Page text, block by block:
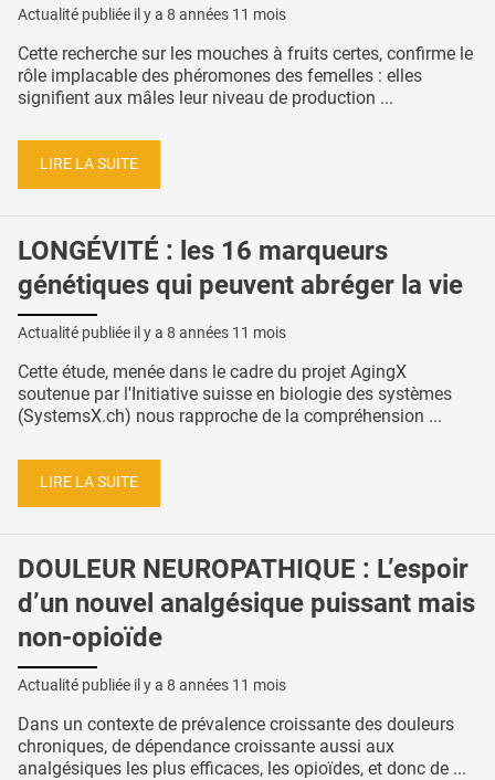
Actualité publiée il y a 8 années 11 mois
Cette recherche sur les mouches à fruits certes, confirme le
rôle implacable des phéromones des femelles : elles
signifient aux mâles leur niveau de production ...
LIRE LA SUITE
LONGÉVITÉ : les 16 marqueurs
génétiques qui peuvent abréger la vie
Actualité publiée il y a 8 années 11 mois
Cette étude, menée dans le cadre du projet AgingX
soutenue par l'Initiative suisse en biologie des systèmes
(SystemsX.ch) nous rapproche de la compréhension ...
LIRE LA SUITE
DOULEUR NEUROPATHIQUE : L’espoir
d’un nouvel analgésique puissant mais
non-opioïde
Actualité publiée il y a 8 années 11 mois
Dans un contexte de prévalence croissante des douleurs
chroniques, de dépendance croissante aussi aux
analgésiques les plus efficaces, les opioïdes, et donc de ...